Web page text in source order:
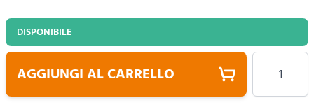
DISPONIBILE
AGGIUNGI AL CARRELLO
Quantità